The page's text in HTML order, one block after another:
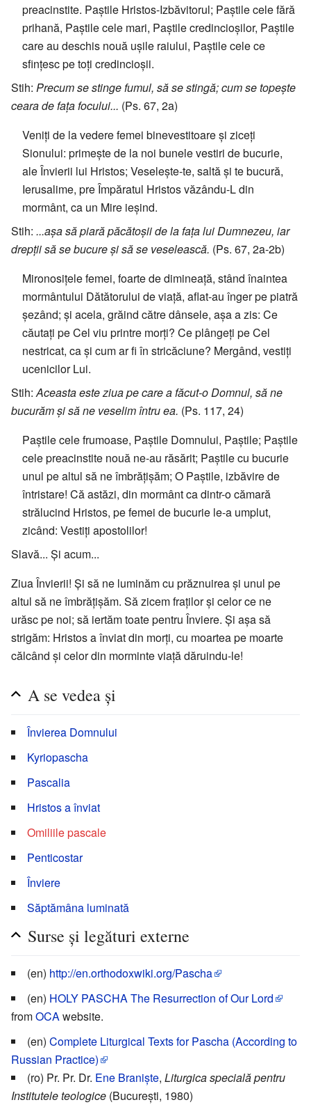
preacinstite. Paștile Hristos-Izbăvitorul; Paștile cele fără
prihană, Paștile cele mari, Paștile credincioșilor, Paștile
care au deschis nouă ușile raiului, Paștile cele ce
sfințesc pe toți credincioșii.
Stih: Precum se stinge fumul, să se stingă; cum se topește
ceara de fața focului... (Ps. 67, 2a)
Veniți de la vedere femei binevestitoare și ziceți
Sionului: primește de la noi bunele vestiri de bucurie,
ale Învierii lui Hristos; Veselește-te, saltă și te bucură,
Ierusalime, pre Împăratul Hristos văzându-L din
mormânt, ca un Mire ieșind.
Stih: ...așa să piară păcătoșii de la fața lui Dumnezeu, iar
drepții să se bucure și să se veselească. (Ps. 67, 2a-2b)
Mironosițele femei, foarte de dimineață, stând înaintea
mormântului Dătătorului de viață, aflat-au înger pe piatră
șezând; și acela, grăind către dânsele, așa a zis: Ce
căutați pe Cel viu printre morți? Ce plângeți pe Cel
nestricat, ca și cum ar fi în stricăciune? Mergând, vestiți
ucenicilor Lui.
Stih: Aceasta este ziua pe care a făcut-o Domnul, să ne
bucurăm și să ne veselim întru ea. (Ps. 117, 24)
Paștile cele frumoase, Paștile Domnului, Paștile; Paștile
cele preacinstite nouă ne-au răsărit; Paștile cu bucurie
unul pe altul să ne îmbrățișăm; O Paștile, izbăvire de
întristare! Că astăzi, din mormânt ca dintr-o cămară
strălucind Hristos, pe femei de bucurie le-a umplut,
zicând: Vestiți apostolilor!
Slavă... Și acum...
Ziua Învierii! Și să ne luminăm cu prăznuirea și unul pe
altul să ne îmbrățișăm. Să zicem fraților și celor ce ne
urăsc pe noi; să iertăm toate pentru Înviere. Și așa să
strigăm: Hristos a înviat din morți, cu moartea pe moarte
călcând și celor din morminte viață dăruindu-le!
A se vedea și
Învierea Domnului
Kyriopascha
Pascalia
Hristos a înviat
Omiliile pascale
Penticostar
Înviere
Săptămâna luminată
Surse și legături externe
(en) http://en.orthodoxwiki.org/Pascha
(en) HOLY PASCHA The Resurrection of Our Lord
fromOCA website.
(en) Complete Liturgical Texts for Pascha (According to
Russian Practice)
(ro) Pr. Pr. Dr. Ene Braniște, Liturgica specială pentru
Institutele teologice (București, 1980)